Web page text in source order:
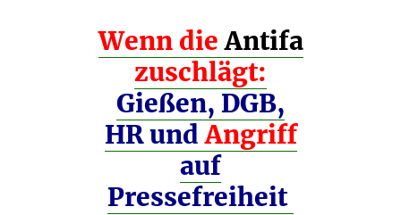
Wenn dieAntifa
zuschlägt:
Gießen, DGB,
HR undAngriff
auf
Pressefreiheit